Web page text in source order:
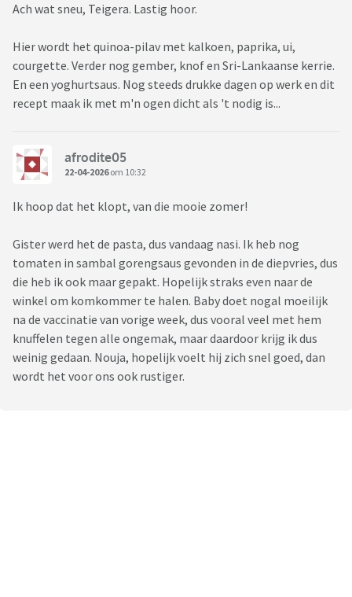
Ach wat sneu, Teigera. Lastig hoor.
Hier wordt het quinoa-pilav met kalkoen, paprika, ui,
courgette. Verder nog gember, knof en Sri-Lankaanse kerrie.
En een yoghurtsaus. Nog steeds drukke dagen op werk en dit
recept maak ik met m'n ogen dicht als 't nodig is...
afrodite05
22-04-2026om 10:32
Ik hoop dat het klopt, van die mooie zomer!
Gister werd het de pasta, dus vandaag nasi. Ik heb nog
tomaten in sambal gorengsaus gevonden in de diepvries, dus
die heb ik ook maar gepakt. Hopelijk straks even naar de
winkel om komkommer te halen. Baby doet nogal moeilijk
na de vaccinatie van vorige week, dus vooral veel met hem
knuffelen tegen alle ongemak, maar daardoor krijg ik dus
weinig gedaan. Nouja, hopelijk voelt hij zich snel goed, dan
wordt het voor ons ook rustiger.